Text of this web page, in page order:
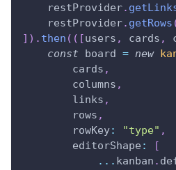
    restProvider
.
    restProvider
. getRows
] ) . then ( ( [users , cards ,
const board = new
        cards
,
        columns
,
        links
,
        rows
,
rowKey: "type" ,
editorShape :
[
... kanban .